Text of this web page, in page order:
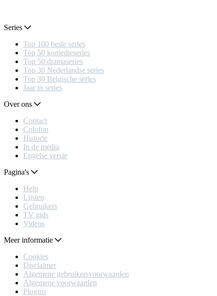
Series
Top 100 beste series
Top 50 komedieseries
Top 50 dramaseries
Top 30 Nederlandse series
Top 30 Belgische series
Jaar in series
Over ons
Contact
Colofon
Historie
In de media
Engelse versie
Pagina's
Help
Lijsten
Gebruikers
TV gids
Videos
Meer informatie
Cookies
Disclaimer
Algemene gebruikersvoorwaarden
Algemene voorwaarden
Plugins